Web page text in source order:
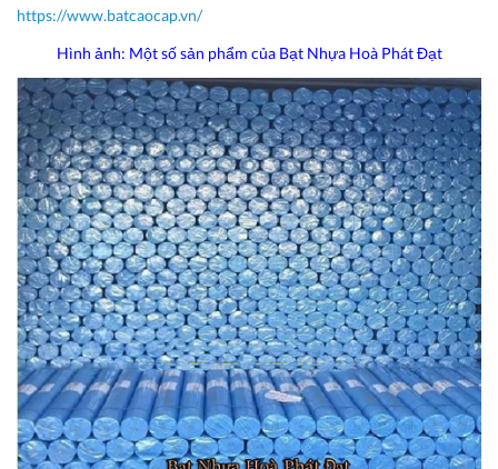
https://www.batcaocap.vn/
Hình ảnh: Một số sản phẩm của Bạt Nhựa Hoà Phát Đạt